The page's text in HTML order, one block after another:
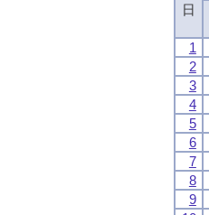
日
1
2
3
4
5
6
7
8
9